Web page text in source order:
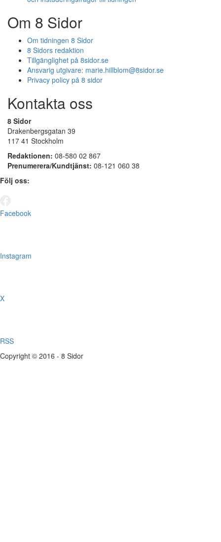
Om 8 Sidor
Om tidningen 8 Sidor
8 Sidors redaktion
Tillgänglighet på 8sidor.se
Ansvarig utgivare: marie.hillblom@8sidor.se
Privacy policy på 8 sidor
Kontakta oss
8 Sidor
Drakenbergsgatan 39
117 41 Stockholm
Redaktionen: 08-580 02 867
Prenumerera/Kundtjänst: 08-121 060 38
Följ oss:
Facebook
Instagram
X
RSS
Copyright © 2016 - 8 Sidor